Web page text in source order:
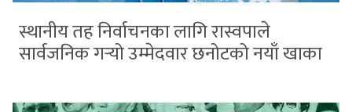
स्थानीय तह निर्वाचनका लागि रास्वपाले
सार्वजनिक गर्‍यो उम्मेदवार छनोटको नयाँ खाका